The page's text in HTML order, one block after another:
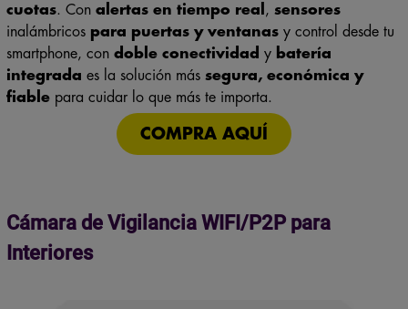
inalámbricospara puertas y ventanasy control desde tu
smartphone, condoble conectividadybatería
integrada es la solución mássegura, económica y
fiablepara cuidar lo que más te importa.
COMPRA AQUÍ
Interiores